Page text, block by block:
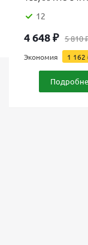
12
4 648₽ 5 810
Экономия 1 162